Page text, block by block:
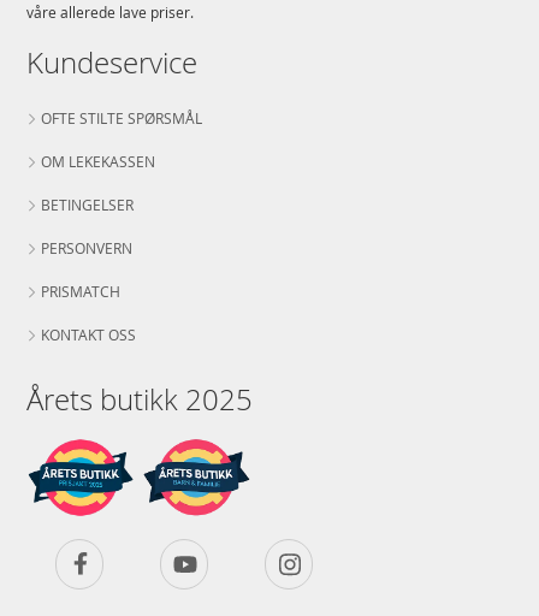
våre allerede lave priser.
Kundeservice
OFTE STILTE SPØRSMÅL
OM LEKEKASSEN
BETINGELSER
PERSONVERN
PRISMATCH
KONTAKT OSS
Årets butikk 2025